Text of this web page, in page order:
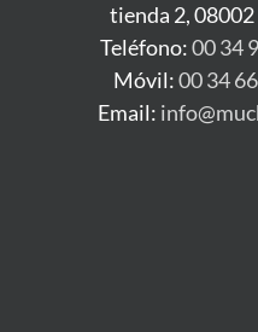
tienda 2,
Teléfono:00 34
Móvil:00 34
Email: